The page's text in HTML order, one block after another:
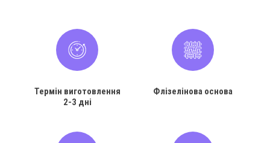
Термін виготовлення
2-3 дні
Флізелінова основа